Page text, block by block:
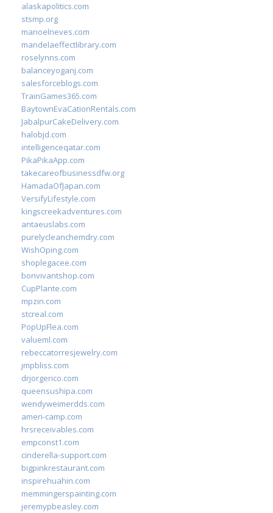
alaskapolitics.com
stsmp.org
manoelneves.com
mandelaeffectlibrary.com
roselynns.com
balanceyoganj.com
salesforceblogs.com
TrainGames365.com
BaytownEvaCationRentals.com
JabalpurCakeDelivery.com
halobjd.com
intelligenceqatar.com
PikaPikaApp.com
takecareofbusinessdfw.org
HamadaOfJapan.com
VersifyLifestyle.com
kingscreekadventures.com
antaeuslabs.com
purelycleanchemdry.com
WishOping.com
shoplegacee.com
bonvivantshop.com
CupPlante.com
mpzin.com
stcreal.com
PopUpFlea.com
valueml.com
rebeccatorresjewelry.com
jmpbliss.com
drjorgerico.com
queensushipa.com
wendyweimerdds.com
ameri-camp.com
hrsreceivables.com
empconst1.com
cinderella-support.com
bigpinkrestaurant.com
inspirehuahin.com
memmingerspainting.com
jeremypbeasley.com